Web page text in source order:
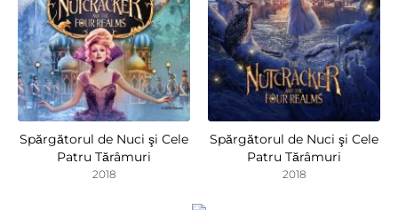
Spărgătorul de Nuci şi Cele
Patru Tărâmuri
2018
Spărgătorul de Nuci şi Cele
Patru Tărâmuri
2018